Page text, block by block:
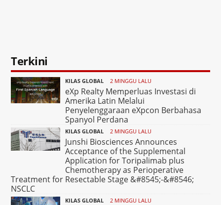
Terkini
KILAS GLOBAL 2 MINGGU LALU
eXp Realty Memperluas Investasi di
Amerika Latin Melalui
Penyelenggaraan eXpcon Berbahasa
Spanyol Perdana
KILAS GLOBAL 2 MINGGU LALU
Junshi Biosciences Announces
Acceptance of the Supplemental
Application for Toripalimab plus
Chemotherapy as Perioperative
Treatment for Resectable Stage &#8545;-&#8546;
NSCLC
KILAS GLOBAL 2 MINGGU LALU